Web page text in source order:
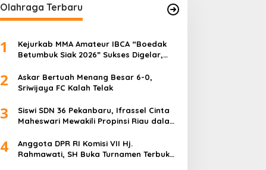
Olahraga Terbaru
1
Kejurkab MMA Amateur IBCA “Boedak
Betumbuk Siak 2026” Sukses Digelar,
2
Askar Bertuah Menang Besar 6-0,
Sriwijaya FC Kalah Telak
3
Siswi SDN 36 Pekanbaru, Ifrassel Cinta
Maheswari Mewakili Propinsi Riau dalam
Senam Putri
4
Anggota DPR RI Komisi VII Hj.
Rahmawati, SH Buka Turnamen Terbuka